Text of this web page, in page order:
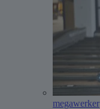
megawerker